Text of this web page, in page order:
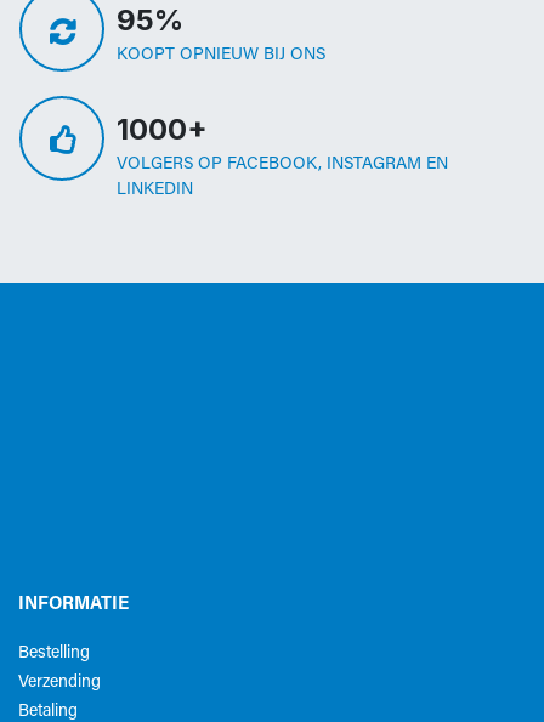
95%
KOOPT OPNIEUW BIJ ONS
1000+
VOLGERS OP FACEBOOK, INSTAGRAM EN
LINKEDIN
INFORMATIE
Bestelling
Verzending
Betaling